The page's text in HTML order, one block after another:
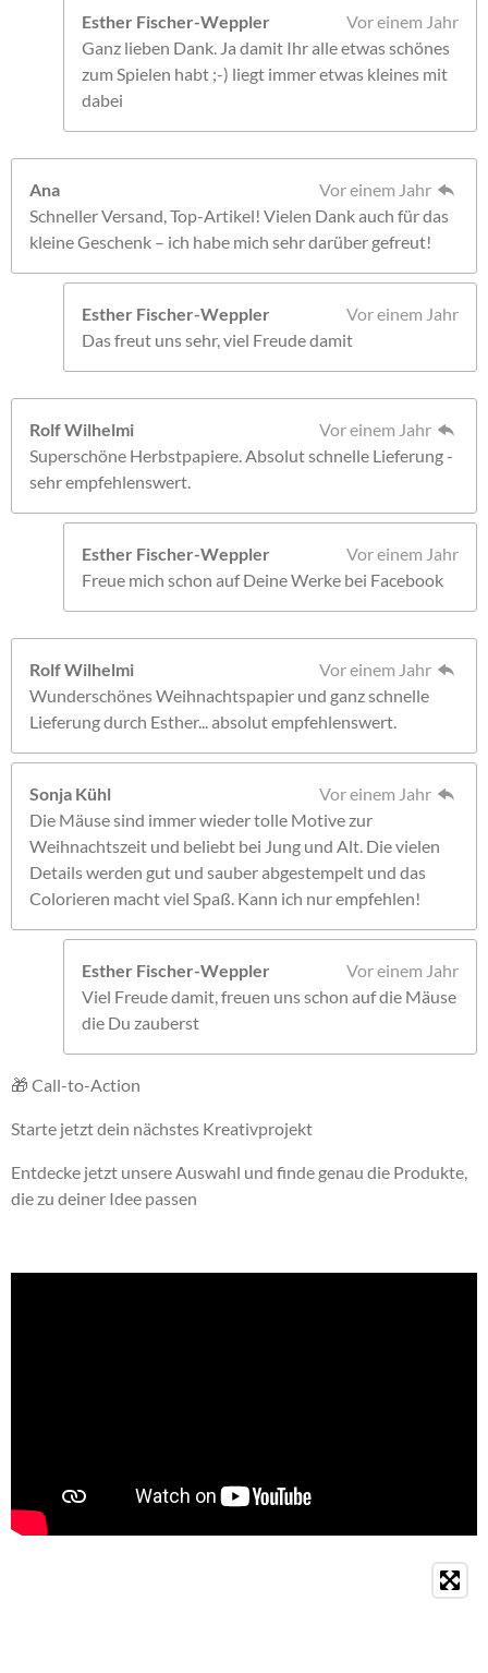
Esther Fischer-Weppler
Vor einem Jahr
Ganz lieben Dank. Ja damit Ihr alle etwas schönes
zum Spielen habt ;-) liegt immer etwas kleines mit
dabei
Ana
Vor einem Jahr
Schneller Versand, Top-Artikel! Vielen Dank auch für das
kleine Geschenk – ich habe mich sehr darüber gefreut!
Esther Fischer-Weppler
Vor einem Jahr
Das freut uns sehr, viel Freude damit
Rolf Wilhelmi
Vor einem Jahr
Superschöne Herbstpapiere. Absolut schnelle Lieferung -
sehr empfehlenswert.
Esther Fischer-Weppler
Vor einem Jahr
Freue mich schon auf Deine Werke bei Facebook
Rolf Wilhelmi
Vor einem Jahr
Wunderschönes Weihnachtspapier und ganz schnelle
Lieferung durch Esther... absolut empfehlenswert.
Sonja Kühl
Vor einem Jahr
Die Mäuse sind immer wieder tolle Motive zur
Weihnachtszeit und beliebt bei Jung und Alt. Die vielen
Details werden gut und sauber abgestempelt und das
Colorieren macht viel Spaß. Kann ich nur empfehlen!
Esther Fischer-Weppler
Vor einem Jahr
Viel Freude damit, freuen uns schon auf die Mäuse
die Du zauberst
🎁 Call-to-Action
Starte jetzt dein nächstes Kreativprojekt
Entdecke jetzt unsere Auswahl und finde genau die Produkte,
die zu deiner Idee passen